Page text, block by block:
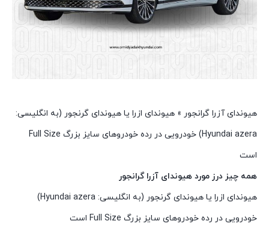
هیوندای آزرا گرانجور » هیوندای ازرا یا هیوندای گرنجور (به انگلیسی:
Hyundai azera) خودرویی در رده خودروهای سایز بزرگ Full Size
است
همه چیز درز مورد هیوندای آزرا گرانجور
هیوندای ازرا یا هیوندای گرنجور (به انگلیسی: Hyundai azera)
خودرویی در رده خودروهای سایز بزرگ Full Size است